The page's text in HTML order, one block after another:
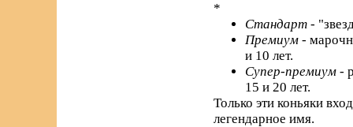
*
Стандарт -
Премиум -
и 10 лет.
Супер-премиум -
15 и 20 лет.
Только эти коньяки
легендарное имя.